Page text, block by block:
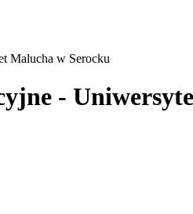
Malucha w Serocku
-